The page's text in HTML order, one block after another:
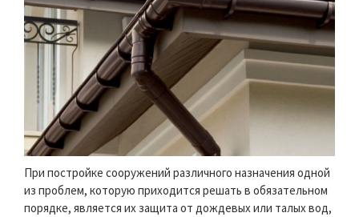
При постройке сооружений различного назначения одной
из проблем, которую приходится решать в обязательном
порядке, является их защита от дождевых или талых вод,